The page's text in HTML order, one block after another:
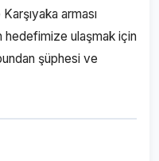
arması
hedefimize ulaşmak için
şüphesi ve